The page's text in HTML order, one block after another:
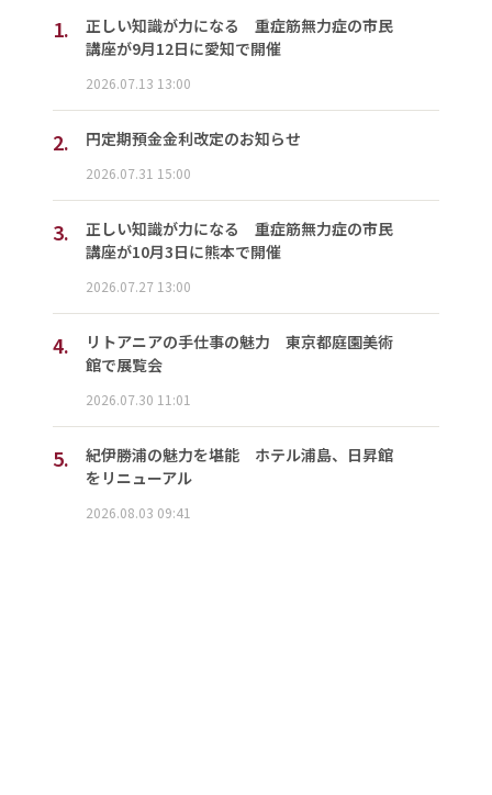
1.
正しい知識が力になる 重症筋無力症の市民
講座が9月12日に愛知で開催
2026.07.13 13:00
2. 円定期預金金利改定のお知らせ
2026.07.31 15:00
3.
正しい知識が力になる 重症筋無力症の市民
講座が10月3日に熊本で開催
2026.07.27 13:00
4.
リトアニアの手仕事の魅力 東京都庭園美術
館で展覧会
2026.07.30 11:01
5.
紀伊勝浦の魅力を堪能 ホテル浦島、日昇館
をリニューアル
2026.08.03 09:41